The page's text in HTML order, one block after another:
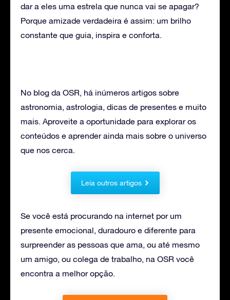
dar a eles uma estrela que nunca vai se apagar?
Porque amizade verdadeira é assim: um brilho
constante que guia, inspira e conforta.
No blog da OSR, há inúmeros artigos sobre
astronomia, astrologia, dicas de presentes e muito
mais. Aproveite a oportunidade para explorar os
conteúdos e aprender ainda mais sobre o universo
que nos cerca.
Leia outros artigos
Se você está procurando na internet por um
presente emocional, duradouro e diferente para
surpreender as pessoas que ama, ou até mesmo
um amigo, ou colega de trabalho, na OSR você
encontra a melhor opção.